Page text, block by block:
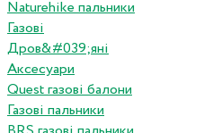
Naturehike пальники
Газові
Дров&#039;яні
Аксесуари
Quest газові балони
Газові пальники